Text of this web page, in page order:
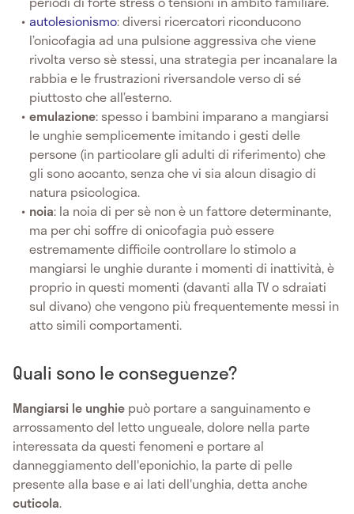
autolesionismo: diversi ricercatori riconducono
l’onicofagia ad una pulsione aggressiva che viene
rivolta verso sè stessi, una strategia per incanalare la
rabbia e le frustrazioni riversandole verso di sé
piuttosto che all’esterno.
emulazione: spesso i bambini imparano a mangiarsi
le unghie semplicemente imitando i gesti delle
persone (in particolare gli adulti di riferimento) che
gli sono accanto, senza che vi sia alcun disagio di
natura psicologica.
noia: la noia di per sè non è un fattore determinante,
ma per chi soffre di onicofagia può essere
estremamente difficile controllare lo stimolo a
mangiarsi le unghie durante i momenti di inattività, è
proprio in questi momenti (davanti alla TV o sdraiati
sul divano) che vengono più frequentemente messi in
atto simili comportamenti.
Quali sono le conseguenze?
Mangiarsi le unghie può portare a sanguinamento e
arrossamento del letto ungueale, dolore nella parte
interessata da questi fenomeni e portare al
danneggiamento dell'eponichio, la parte di pelle
presente alla base e ai lati dell'unghia, detta anche
cuticola.